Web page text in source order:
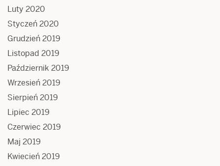
Luty 2020
Styczeń 2020
Grudzień 2019
Listopad 2019
Październik 2019
Wrzesień 2019
Sierpień 2019
Lipiec 2019
Czerwiec 2019
Maj 2019
Kwiecień 2019